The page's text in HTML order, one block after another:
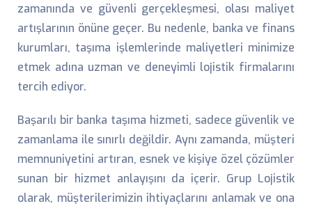
zamanında ve güvenli gerçekleşmesi, olası maliyet
artışlarının önüne geçer. Bu nedenle, banka ve finans
kurumları, taşıma işlemlerinde maliyetleri minimize
etmek adına uzman ve deneyimli lojistik firmalarını
tercih ediyor.
Başarılı bir banka taşıma hizmeti, sadece güvenlik ve
zamanlama ile sınırlı değildir. Aynı zamanda, müşteri
memnuniyetini artıran, esnek ve kişiye özel çözümler
sunan bir hizmet anlayışını da içerir. Grup Lojistik
olarak, müşterilerimizin ihtiyaçlarını anlamak ve ona